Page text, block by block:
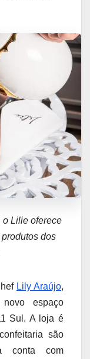
o Lilie oferece
dos
Lily Araújo,
espaço
Sul. A loja é
são
conta com